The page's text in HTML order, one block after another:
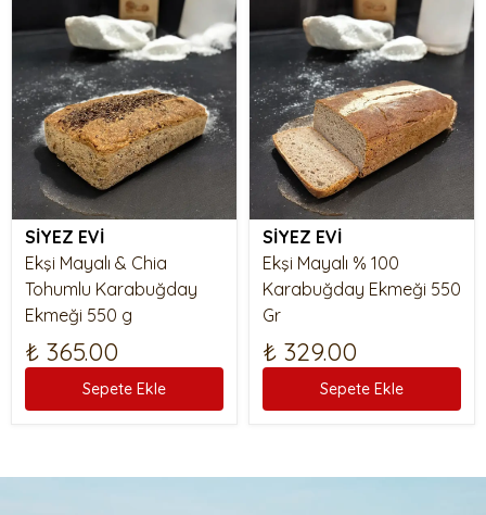
SİYEZ EVİ
Ekşi Mayalı & Chia
Tohumlu Karabuğday
Ekmeği 550 g
₺ 365.00
Sepete Ekle
SİYEZ EVİ
Ekşi Mayalı % 100
Karabuğday Ekmeği 550
Gr
₺ 329.00
Sepete Ekle